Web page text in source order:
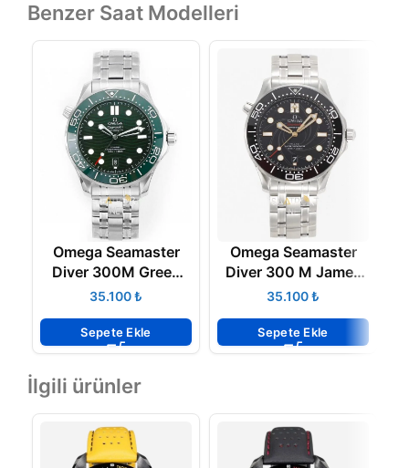
Benzer Saat Modelleri
Omega Seamaster
Diver 300M Green
Steel Super Clone Eta
₺
Sepete Ekle
Omega Seamaster
Diver 300 M James
Bond Super Clone
₺
Sepete Ekle
İlgili ürünler